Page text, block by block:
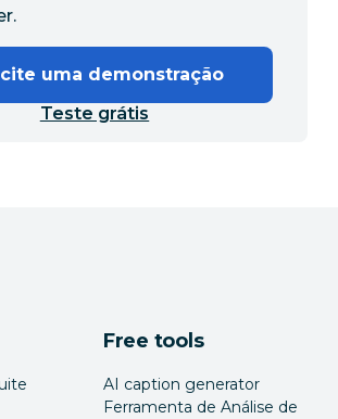
uma demonstração
Teste grátis
Hootsuite
Free tools
AI caption generator
Ferramenta de Análise de